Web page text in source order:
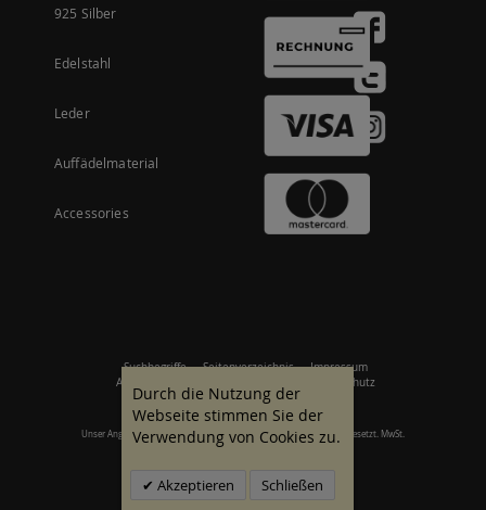
925 Silber
Edelstahl
Leder
Auffädelmaterial
Accessories
Suchbegriffe Seitenverzeichnis
Impressum
Allgemeine Geschäftsbedingungen
Datenschutz
Unser Angebot richtet sich an gewerbliche Kunden. Alle Preise zzgl. gesetzt. MwSt.
Durch die Nutzung der
Webseite stimmen Sie der
Verwendung von Cookies zu.
Akzeptieren Schließen